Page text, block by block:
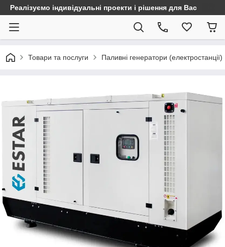
Реалізуємо індивідуальні проекти і рішення для Вас
Товари та послуги Паливні генератори (електростанції)